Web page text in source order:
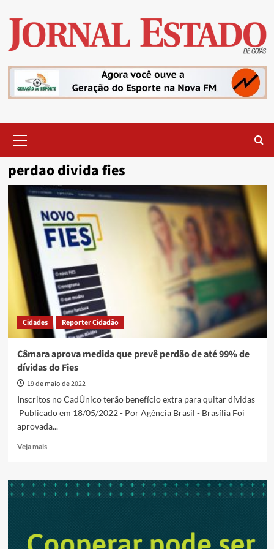
content
Menu
perdao divida fies
Cidades Reporter Cidadão
Câmara aprova medida que prevê perdão de até 99% de
dívidas do Fies
19 de maio de 2022
Inscritos no CadÚnico terão benefício extra para quitar dívidas
Publicado em 18/05/2022 - Por Agência Brasil - Brasília Foi
aprovada...
Veja maisRead
Câmara
aprova
perdão